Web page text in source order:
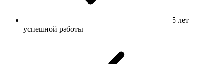
5 лет
успешной работы